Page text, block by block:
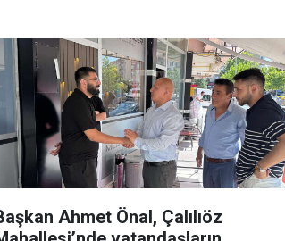
Ahmet Önal, Çalılıöz